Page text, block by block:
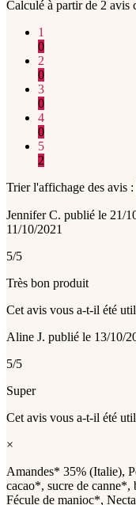
Calculé à partir de 2 avis
1
0
2
0
3
0
4
0
5
2
Trier l'affichage des avis :
Jennifer C. publié le 21/
11/10/2021
5/5
Très bon produit
Cet avis vous a-t-il été
Aline J. publié le 13/10/
5/5
Super
Cet avis vous a-t-il été
×
Amandes* 35% (Italie),
cacao*, sucre de
Fécule de manioc*,